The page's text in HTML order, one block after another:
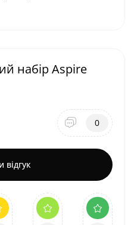
набір Aspire
0
відгук